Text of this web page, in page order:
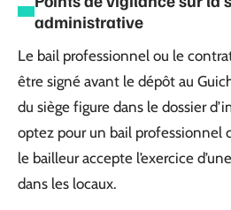
administrative
Le bail professionnel ou le
être signé avant le dépôt au
du siège figure dans le dossier
optez pour un bail professionnel
le bailleur accepte l’exercice
dans les locaux.